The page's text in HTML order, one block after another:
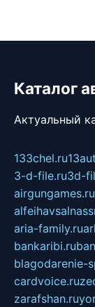
Каталог
Актуальный
133chel.ru
3-d-file.ru3d-
airgungames.ru
aria-family.ru
bankaribi.ru
blagodarenie-
cardvoice.ru
zarafshan.ru